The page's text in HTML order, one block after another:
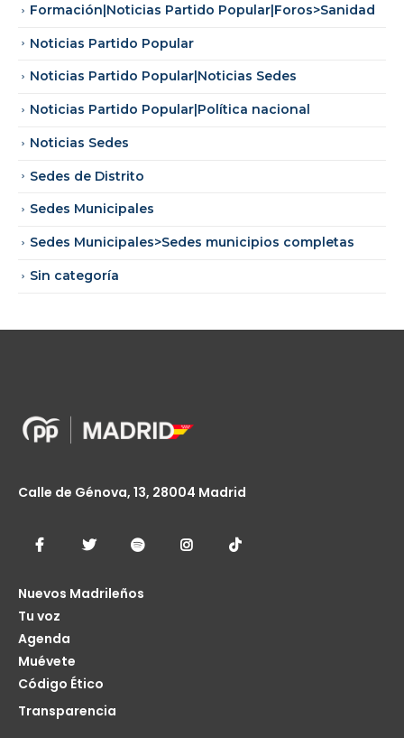
Formación|Noticias Partido Popular|Foros>Sanidad
Noticias Partido Popular
Noticias Partido Popular|Noticias Sedes
Noticias Partido Popular|Política nacional
Noticias Sedes
Sedes de Distrito
Sedes Municipales
Sedes Municipales>Sedes municipios completas
Sin categoría
Calle de Génova, 13, 28004 Madrid
Nuevos Madrileños
Tu voz
Agenda
Muévete
Código Ético
Transparencia